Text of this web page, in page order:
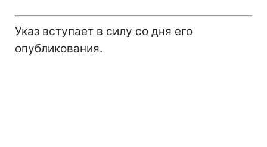
Указ вступает в силу со дня его
опубликования.